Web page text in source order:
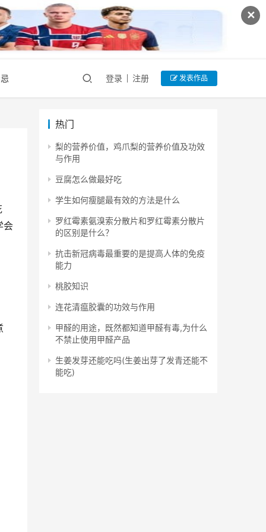
✕
登录 注册 发表作品
会
热门
梨的营养价值，鸡爪梨的营养价值及功效
与作用
豆腐怎么做最好吃
学生如何瘦腿最有效的方法是什么
罗红霉素氨溴索分散片和罗红霉素分散片
的区别是什么？
抗击新冠病毒最重要的是提高人体的免疫
能力
桃胶知识
连花清瘟胶囊的功效与作用
甲醛的用途，既然都知道甲醛有毒,为什么
不禁止使用甲醛产品
生姜发芽还能吃吗(生姜出芽了发青还能不
能吃)